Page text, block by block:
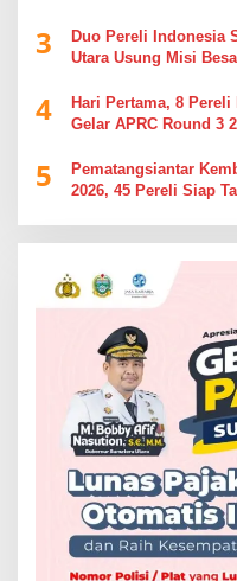
3
Duo Pereli Indonesia
Utara Usung Misi
4
Hari Pertama, 8
Gelar APRC Round 3
5
Pematangsiantar
2026, 45 Pereli Siap